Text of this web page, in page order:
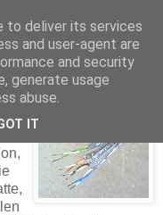
to deliver its services
and user-agent are
and security
generate usage
abuse.
IT